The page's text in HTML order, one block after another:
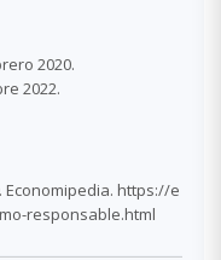
2020.
2022.
Economipedia. https://e
responsable.html